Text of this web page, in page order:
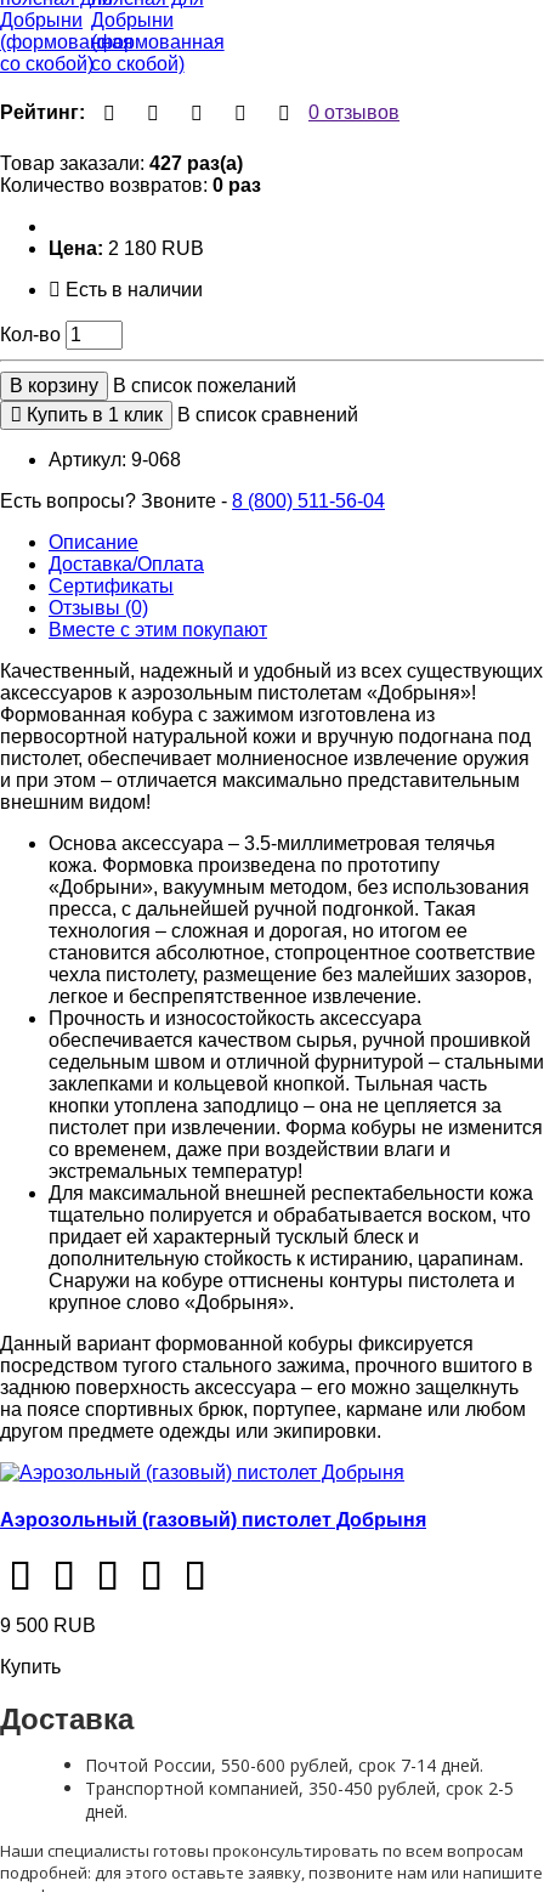
Рейтинг: 0 отзывов
Товар заказали: 427 раз(а)
Количество возвратов: 0 раз
Цена: 2 180 RUB
Есть в наличии
Кол-во
В корзину
В список пожеланий
Купить в 1 клик
В список сравнений
Артикул: 9-068
Есть вопросы? Звоните - 8 (800) 511-56-04
Описание
Доставка/Оплата
Сертификаты
Отзывы (0)
Вместе с этим покупают
Качественный, надежный и удобный из всех существующих
аксессуаров к аэрозольным пистолетам «Добрыня»!
Формованная кобура с зажимом изготовлена из
первосортной натуральной кожи и вручную подогнана под
пистолет, обеспечивает молниеносное извлечение оружия
и при этом – отличается максимально представительным
внешним видом!
Основа аксессуара – 3.5-миллиметровая телячья
кожа. Формовка произведена по прототипу
«Добрыни», вакуумным методом, без использования
пресса, с дальнейшей ручной подгонкой. Такая
технология – сложная и дорогая, но итогом ее
становится абсолютное, стопроцентное соответствие
чехла пистолету, размещение без малейших зазоров,
легкое и беспрепятственное извлечение.
Прочность и износостойкость аксессуара
обеспечивается качеством сырья, ручной прошивкой
седельным швом и отличной фурнитурой – стальными
заклепками и кольцевой кнопкой. Тыльная часть
кнопки утоплена заподлицо – она не цепляется за
пистолет при извлечении. Форма кобуры не изменится
со временем, даже при воздействии влаги и
экстремальных температур!
Для максимальной внешней респектабельности кожа
тщательно полируется и обрабатывается воском, что
придает ей характерный тусклый блеск и
дополнительную стойкость к истиранию, царапинам.
Снаружи на кобуре оттиснены контуры пистолета и
крупное слово «Добрыня».
Данный вариант формованной кобуры фиксируется
посредством тугого стального зажима, прочного вшитого в
заднюю поверхность аксессуара – его можно защелкнуть
на поясе спортивных брюк, портупее, кармане или любом
другом предмете одежды или экипировки.
Аэрозольный (газовый) пистолет Добрыня
9 500 RUB
Купить
Доставка
Почтой России, 550-600 рублей, срок 7-14 дней.
Транспортной компанией, 350-450 рублей, срок 2-5
дней.
Наши специалисты готовы проконсультировать по всем вопросам
подробней: для этого оставьте заявку, позвоните нам или напишите